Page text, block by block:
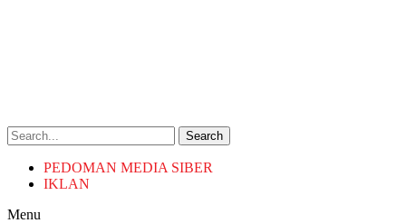
Search
PEDOMAN MEDIA SIBER
IKLAN
Menu